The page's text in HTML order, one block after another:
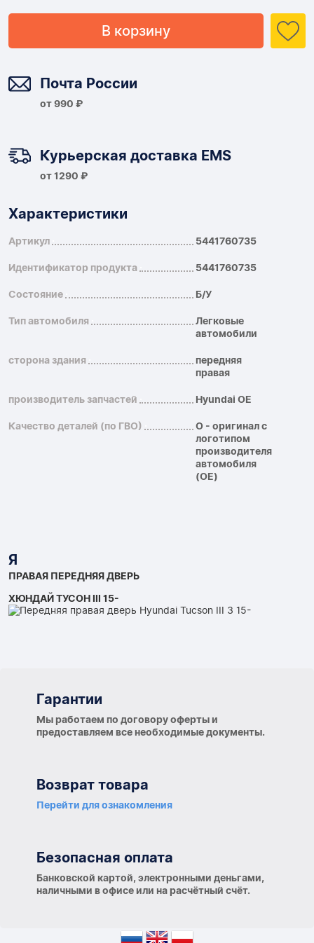
В корзину
Почта России
от 990 ₽
Курьерская доставка EMS
от 1290 ₽
Характеристики
Артикул 5441760735
Идентификатор продукта 5441760735
Состояние Б/У
Тип автомобиля
Легковые
автомобили
сторона здания
передняя
правая
производитель запчастей Hyundai OE
Качество деталей (по ГВО)
O - оригинал с
логотипом
производителя
автомобиля
(OE)
Я
ПРАВАЯ ПЕРЕДНЯЯ ДВЕРЬ
ХЮНДАЙ ТУСОН III 15-
Гарантии
Мы работаем по договору оферты и
предоставляем все необходимые документы.
Возврат товара
Перейти для ознакомления
Безопасная оплата
Банковской картой, электронными деньгами,
наличными в офисе или на расчётный счёт.